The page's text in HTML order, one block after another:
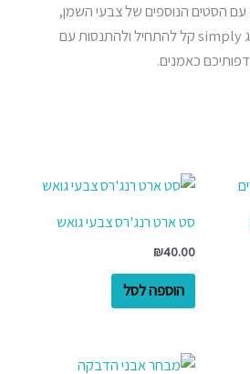
עם הסטים הנוספים של צבעי השמן,
האקריליק או המים של מותג simply קל להתחיל ולהתנסות עם
כאמנים.
סט ארט רנג'רס צבעי גואש
₪40.00
הוספה לסל